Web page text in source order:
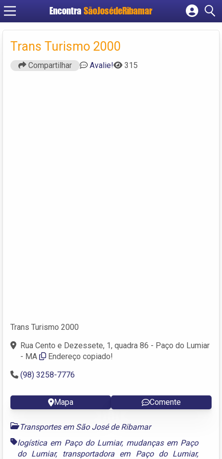
Encontra SãoJosédeRibamar
Cadastrar empresa
Criar conta
Trans Turismo 2000
Compartilhar Avalie! 315
Trans Turismo 2000
Rua Cento e Dezessete, 1, quadra 86 - Paço do Lumiar
- MA
Endereço copiado!
(98) 3258-7776
Mapa Comente
Transportes em São José de Ribamar
logística em Paço do Lumiar, mudanças em Paço
do Lumiar, transportadora em Paço do Lumiar,